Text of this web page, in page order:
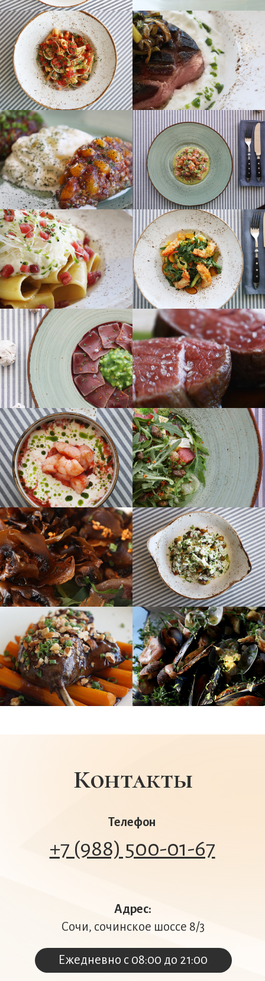
Кол-во гостей
Комментарий
+7
Забронировать стол
Отправляя форму, вы соглашаетесь с политикой
обработки данных
Забронировать стол